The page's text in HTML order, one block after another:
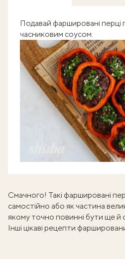
Подавай фаршировані перці
часниковим соусом.
Смачного! Такі фаршировані
самостійно або як частина
якому точно повинні бути ще й
Інші цікаві рецепти